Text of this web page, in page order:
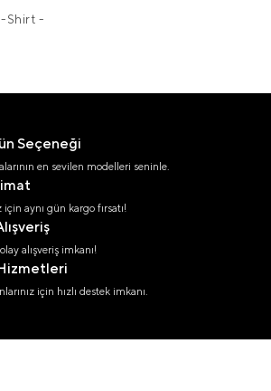
Shirt -
Seçeneği
en sevilen modelleri seninle.
aynı gün kargo fırsatı!
alışveriş imkanı!
için hızlı destek imkanı.